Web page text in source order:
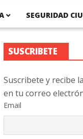
SEGURIDAD
SUSCRIBETE
Suscribete y recibe
en tu correo
Email